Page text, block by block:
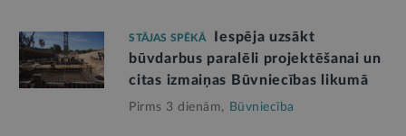
STĀJAS SPĒKĀ
Iespēja uzsākt
būvdarbus paralēli projektēšanai un
citas izmaiņas Būvniecības likumā
Pirms 3 dienām, Būvniecība